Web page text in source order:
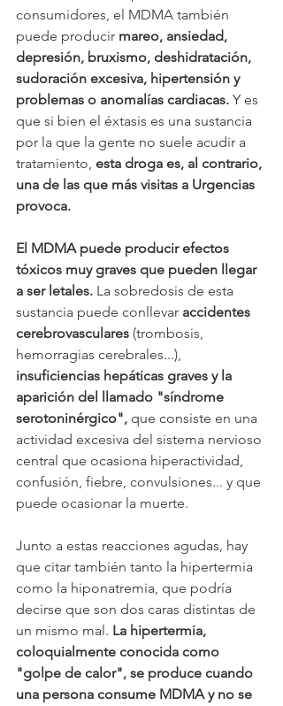
consumidores, el MDMA también
puede producir mareo, ansiedad,
depresión, bruxismo, deshidratación,
sudoración excesiva, hipertensión y
problemas o anomalías cardiacas. Y es
que si bien el éxtasis es una sustancia
por la que la gente no suele acudir a
tratamiento, esta droga es, al contrario,
una de las que más visitas a Urgencias
provoca.
El MDMA puede producir efectos
tóxicos muy graves que pueden llegar
a ser letales. La sobredosis de esta
sustancia puede conllevar accidentes
cerebrovasculares (trombosis,
hemorragias cerebrales...),
insuficiencias hepáticas graves y la
aparición del llamado "síndrome
serotoninérgico", que consiste en una
actividad excesiva del sistema nervioso
central que ocasiona hiperactividad,
confusión, fiebre, convulsiones... y que
puede ocasionar la muerte.
Junto a estas reacciones agudas, hay
que citar también tanto la hipertermia
como la hiponatremia, que podría
decirse que son dos caras distintas de
un mismo mal. La hipertermia,
coloquialmente conocida como
"golpe de calor", se produce cuando
una persona consume MDMA y no se